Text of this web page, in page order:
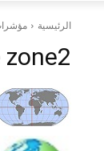
الرئيسية